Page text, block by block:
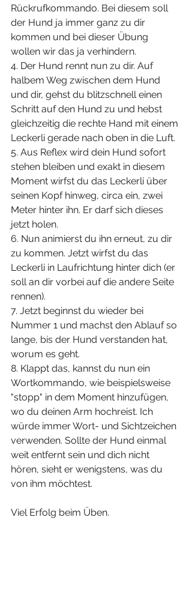
Rückrufkommando. Bei diesem soll
der Hund ja immer ganz zu dir
kommen und bei dieser Übung
wollen wir das ja verhindern.
4. Der Hund rennt nun zu dir. Auf
halbem Weg zwischen dem Hund
und dir, gehst du blitzschnell einen
Schritt auf den Hund zu und hebst
gleichzeitig die rechte Hand mit einem
Leckerli gerade nach oben in die Luft.
5. Aus Reflex wird dein Hund sofort
stehen bleiben und exakt in diesem
Moment wirfst du das Leckerli über
seinen Kopf hinweg, circa ein, zwei
Meter hinter ihn. Er darf sich dieses
jetzt holen.
6. Nun animierst du ihn erneut, zu dir
zu kommen. Jetzt wirfst du das
Leckerli in Laufrichtung hinter dich (er
soll an dir vorbei auf die andere Seite
rennen).
7. Jetzt beginnst du wieder bei
Nummer 1 und machst den Ablauf so
lange, bis der Hund verstanden hat,
worum es geht.
8. Klappt das, kannst du nun ein
Wortkommando, wie beispielsweise
"stopp" in dem Moment hinzufügen,
wo du deinen Arm hochreist. Ich
würde immer Wort- und Sichtzeichen
verwenden. Sollte der Hund einmal
weit entfernt sein und dich nicht
hören, sieht er wenigstens, was du
von ihm möchtest.
Viel Erfolg beim Üben.